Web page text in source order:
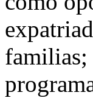
familias;